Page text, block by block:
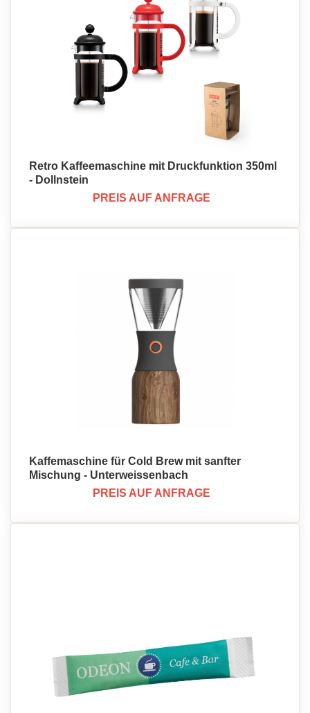
Retro Kaffeemaschine mit Druckfunktion 350ml
- Dollnstein
PREIS AUF ANFRAGE
Kaffemaschine für Cold Brew mit sanfter
Mischung - Unterweissenbach
PREIS AUF ANFRAGE